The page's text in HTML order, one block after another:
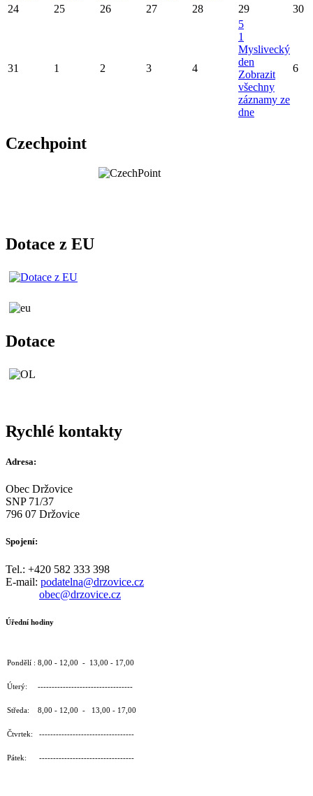
24 25 26 27 28 29 30
31 1 2 3 4
5
1
Myslivecký
den
Zobrazit
všechny
záznamy ze
dne
6
Czechpoint
Dotace z EU
Dotace
Rychlé kontakty
Adresa:
Obec Držovice
SNP 71/37
796 07 Držovice
Spojení:
Tel.: +420 582 333 398
E-mail: podatelna@drzovice.cz
obec@drzovice.cz
Úřední hodiny
Pondělí : 8,00 - 12,00 - 13,00 - 17,00
Úterý: ----------------------------------
Středa: 8,00 - 12,00 - 13,00 - 17,00
Čtvrtek: ----------------------------------
Pátek: ----------------------------------